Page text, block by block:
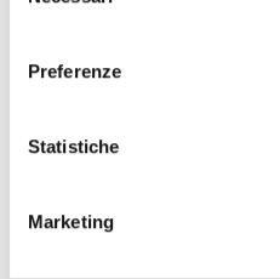
Preferenze
Statistiche
Marketing
Telefono
+39 393 2081478